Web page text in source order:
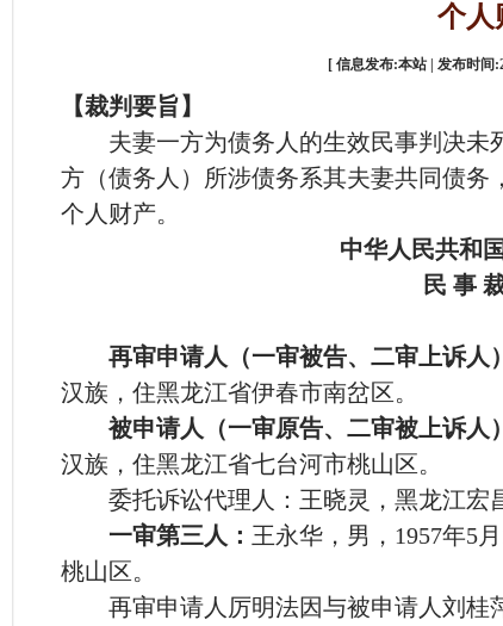
个人
[ 信息发布:本站 | 发布时间
【裁判要旨】
夫妻一方为债务人的生效民事判决
方（债务人）所涉债务系其夫妻共同债
个人财产。
中华人民共和
民 事
再审申请人（一审被告、二审上诉人
汉族，住黑龙江省伊春市南岔区。
被申请人（一审原告、二审被上诉人
汉族，住黑龙江省七台河市桃山区。
委托诉讼代理人：王晓灵，黑龙江宏
一审第三人： 王永华，男， 1957年5
桃山区。
再审申请人厉明法因与被申请人刘桂